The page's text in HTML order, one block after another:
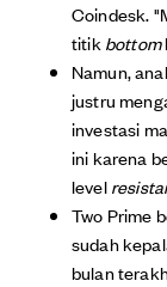
Coindesk.
titik bottom
Namun,
justru
investasi
ini karena
level
Two Prime
sudah
bulan